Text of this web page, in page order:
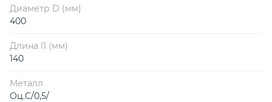
Диаметр D (мм)
400
Длина l1 (мм)
140
Металл
Оц.С/0,5/